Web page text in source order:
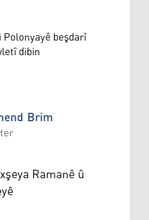
beşdarî
dibin
Brim
Ramanê û